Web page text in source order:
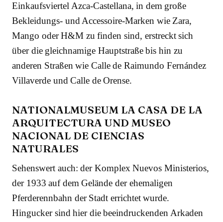
Einkaufsviertel Azca-Castellana, in dem große
Bekleidungs- und Accessoire-Marken wie Zara,
Mango oder H&M zu finden sind, erstreckt sich
über die gleichnamige Hauptstraße bis hin zu
anderen Straßen wie Calle de Raimundo Fernández
Villaverde und Calle de Orense.
NATIONALMUSEUM LA CASA DE LA
ARQUITECTURA UND MUSEO
NACIONAL DE CIENCIAS
NATURALES
Sehenswert auch: der Komplex Nuevos Ministerios,
der 1933 auf dem Gelände der ehemaligen
Pferderennbahn der Stadt errichtet wurde.
Hingucker sind hier die beeindruckenden Arkaden